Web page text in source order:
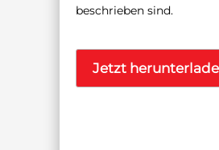
beschrieben sind.